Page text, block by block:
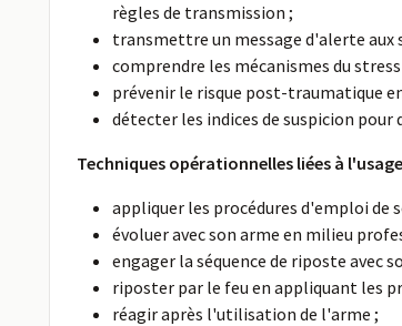
règles de transmission ;
transmettre un message d'alerte aux
comprendre les mécanismes du
prévenir le risque post-traumatique
détecter les indices de suspicion
Techniques opérationnelles liées à
appliquer les procédures d'emploi de
évoluer avec son arme en milieu
engager la séquence de riposte avec
riposter par le feu en appliquant les
réagir après l'utilisation de l'arme ;